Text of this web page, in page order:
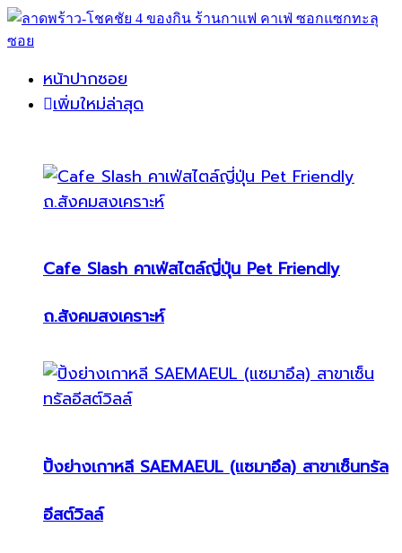
หน้าปากซอย
เพิ่มใหม่ล่าสุด
Cafe Slash คาเฟ่สไตล์ญี่ปุ่น Pet Friendly
ถ.สังคมสงเคราะห์
ปิ้งย่างเกาหลี SAEMAEUL (แซมาอึล) สาขาเซ็นทรัล
อีสต์วิลล์